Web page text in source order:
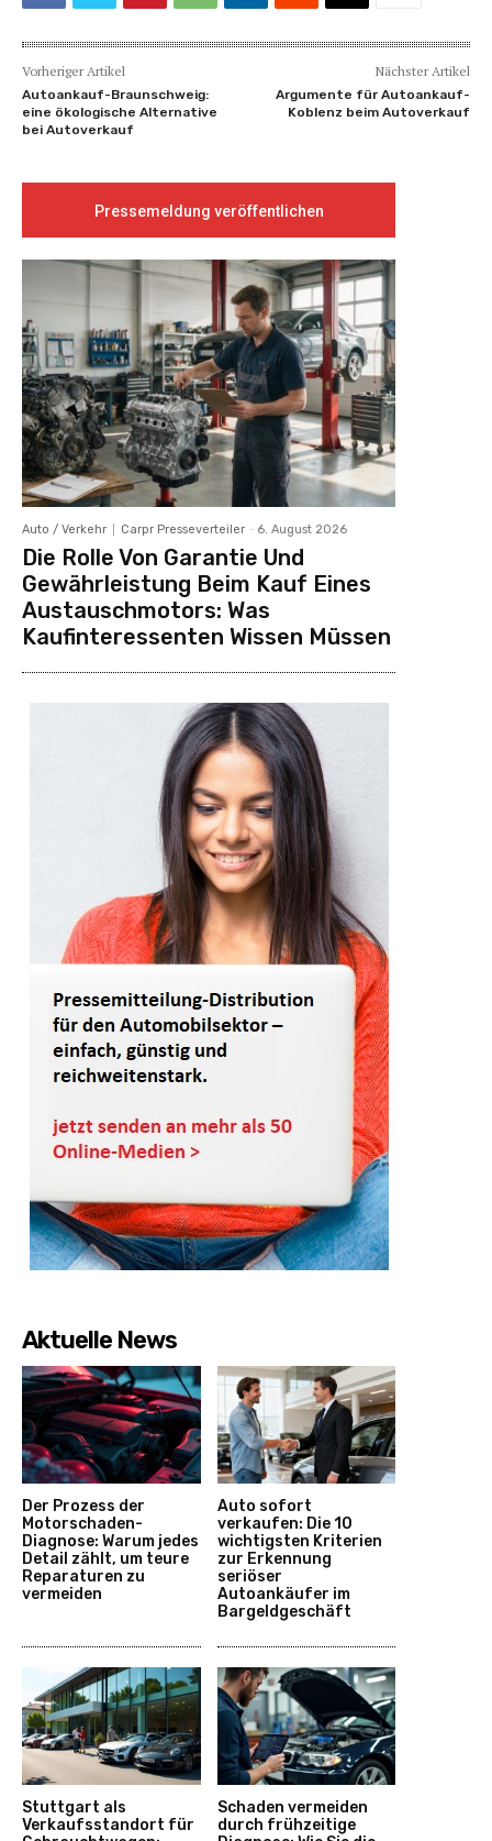
Vorheriger Artikel
Autoankauf-Braunschweig:
eine ökologische Alternative
bei Autoverkauf
Nächster Artikel
Argumente für Autoankauf-
Koblenz beim Autoverkauf
Pressemeldung veröffentlichen
Auto / Verkehr Carpr Presseverteiler - 6. August 2026
Die Rolle Von Garantie Und
Gewährleistung Beim Kauf Eines
Austauschmotors: Was
Kaufinteressenten Wissen Müssen
Aktuelle News
Der Prozess der
Motorschaden-
Diagnose: Warum jedes
Detail zählt, um teure
Reparaturen zu
vermeiden
Auto sofort
verkaufen: Die 10
wichtigsten Kriterien
zur Erkennung
seriöser
Autoankäufer im
Bargeldgeschäft
Stuttgart als
Verkaufsstandort für
Schaden vermeiden
durch frühzeitige